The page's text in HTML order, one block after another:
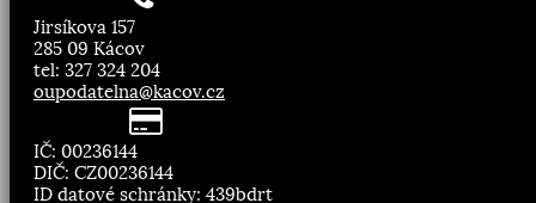
Jirsíkova 157
285 09 Kácov
tel: 327 324 204
oupodatelna@kacov.cz
IČ: 00236144
DIČ: CZ00236144
ID datové schránky: 439bdrt